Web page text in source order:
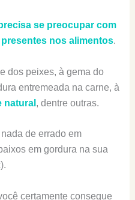
se preocupar com
nos alimentos.
dos peixes, à gema do
entremeada na carne, à
natural , dentre outras.
de errado em
em gordura na sua
certamente consegue